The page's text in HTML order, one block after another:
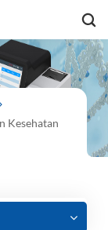
Kesehatan